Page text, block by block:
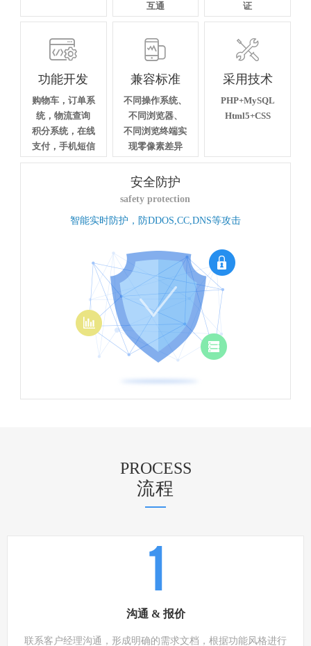
互通
证

功能开发
购物车，订单系
统，物流查询
积分系统，在线
支付，手机短信

兼容标准
不同操作系统、
不同浏览器、
不同浏览终端实
现零像素差异

采用技术
PHP+MySQL
Html5+CSS
安全防护
safety protection
智能实时防护，防DDOS,CC,DNS等攻击
PROCESS
流程
沟通 & 报价
联系客户经理沟通，形成明确的需求文档，根据功能风格进行